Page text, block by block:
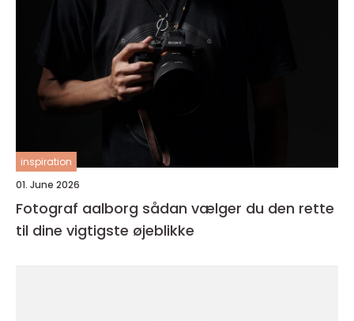
inspiration
01. June 2026
Fotograf aalborg sådan vælger du den rette
til dine vigtigste øjeblikke